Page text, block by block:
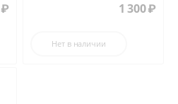
₽ 1 300₽
Нет в наличии